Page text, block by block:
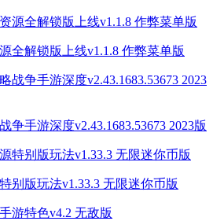
全解锁版上线v1.1.8 作弊菜单版
争手游深度v2.43.1683.53673 2023版
别版玩法v1.33.3 无限迷你币版